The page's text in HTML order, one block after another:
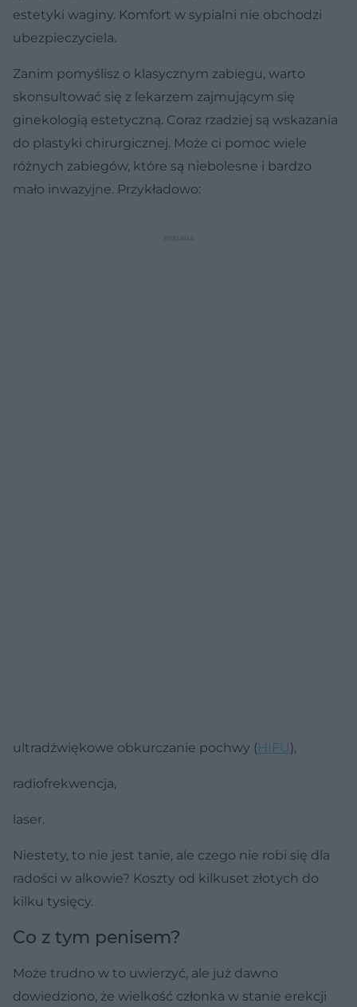
estetyki waginy. Komfort w sypialni nie obchodzi
ubezpieczyciela.
Zanim pomyślisz o klasycznym zabiegu, warto
skonsultować się z lekarzem zajmującym się
ginekologią estetyczną. Coraz rzadziej są wskazania
do plastyki chirurgicznej. Może ci pomoc wiele
różnych zabiegów, które są niebolesne i bardzo
mało inwazyjne. Przykładowo:
ultradźwiękowe obkurczanie pochwy (HIFU),
radiofrekwencja,
laser.
Niestety, to nie jest tanie, ale czego nie robi się dla
radości w alkowie? Koszty od kilkuset złotych do
kilku tysięcy.
Co z tym penisem?
Może trudno w to uwierzyć, ale już dawno
dowiedziono, że wielkość członka w stanie erekcji